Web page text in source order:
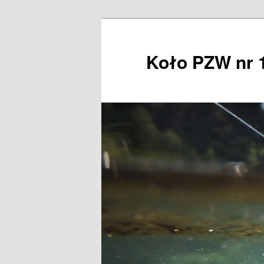
Koło PZW nr